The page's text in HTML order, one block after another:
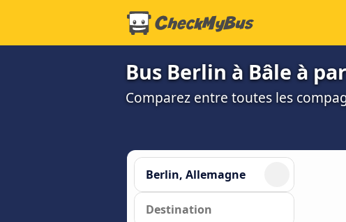
Bus Berlin à Bâle à
Comparez entre toutes les